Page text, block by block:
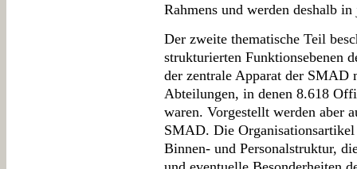
Rahmens und werden deshalb
Der zweite thematische Teil
strukturierten Funktionsebenen
der zentrale Apparat der SMAD
Abteilungen, in denen 8.618
waren. Vorgestellt werden aber
SMAD. Die
Binnen- und Personalstruktur,